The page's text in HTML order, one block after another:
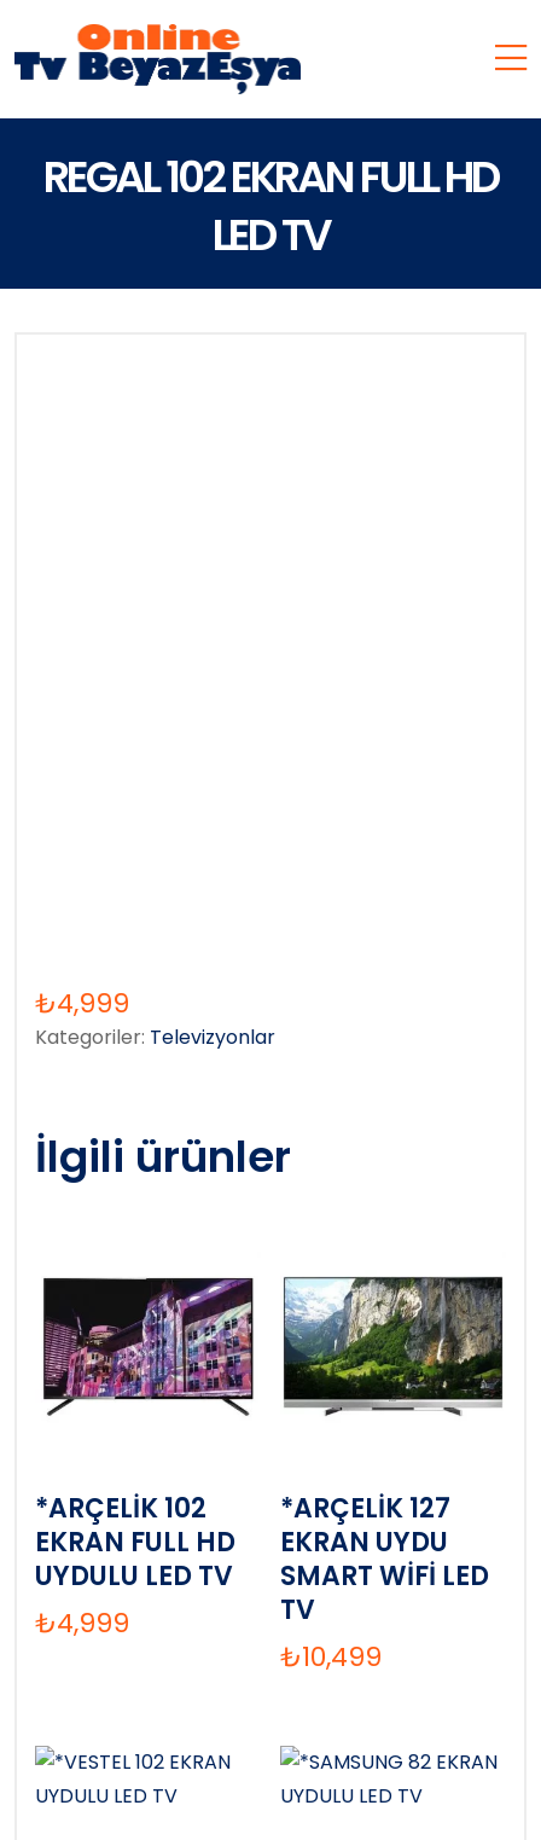
REGAL 102 EKRAN FULL HD
LED TV
₺4,999
Kategoriler: Televizyonlar
İlgili ürünler
*ARÇELİK 102
EKRAN FULL HD
UYDULU LED TV
₺4,999
*ARÇELİK 127
EKRAN UYDU
SMART WİFİ LED
TV
₺10,499